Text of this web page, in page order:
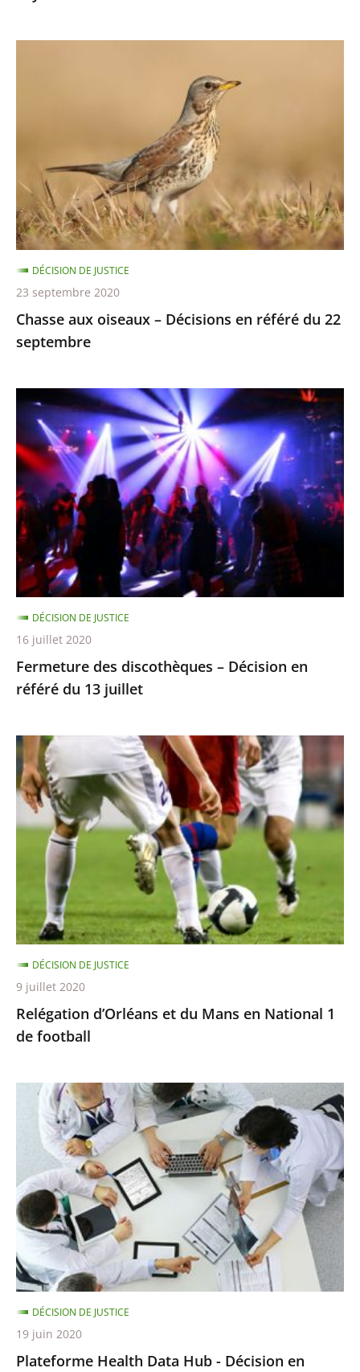
octobre
référé
du
22
septembre
Chasse aux oiseaux – Décisions en référé du 22
septembre
DÉCISION DE JUSTICE
23 septembre 2020
Fermeture
des
discothèques
–
Décision
en
référé
du
13
juillet
Fermeture des discothèques – Décision en
référé du 13 juillet
DÉCISION DE JUSTICE
16 juillet 2020
Relégation
d’Orléans
et
du
Mans
National
de
football
Relégation d’Orléans et du Mans en National 1
de football
DÉCISION DE JUSTICE
9 juillet 2020
Plateforme
Health
Data
-
Décision
en
référé
du
19
juin
Plateforme Health Data Hub - Décision en
DÉCISION DE JUSTICE
19 juin 2020